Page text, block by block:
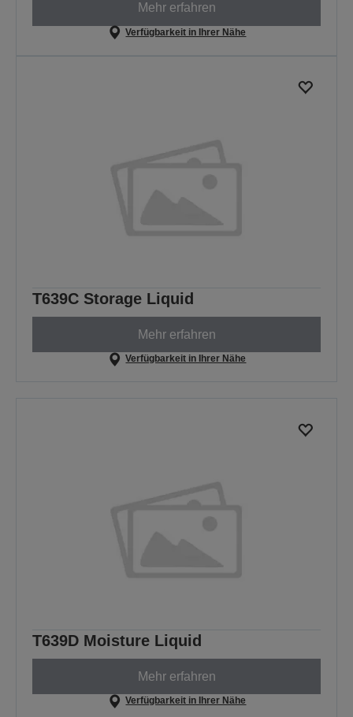
Mehr erfahren
Verfügbarkeit in Ihrer Nähe
T639C Storage Liquid
Mehr erfahren
Verfügbarkeit in Ihrer Nähe
T639D Moisture Liquid
Mehr erfahren
Verfügbarkeit in Ihrer Nähe